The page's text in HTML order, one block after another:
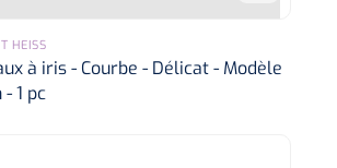
HEISS
à iris - Courbe - Délicat - Modèle
- 1 pc